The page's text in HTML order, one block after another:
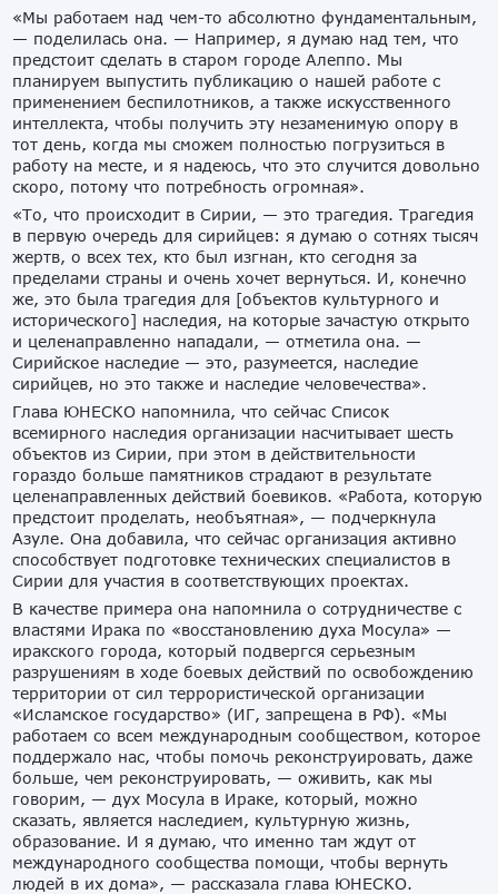
«Мы работаем над чем-то абсолютно фундаментальным,
— поделилась она. — Например, я думаю над тем, что
предстоит сделать в старом городе Алеппо. Мы
планируем выпустить публикацию о нашей работе с
применением беспилотников, а также искусственного
интеллекта, чтобы получить эту незаменимую опору в
тот день, когда мы сможем полностью погрузиться в
работу на месте, и я надеюсь, что это случится довольно
скоро, потому что потребность огромная».
«То, что происходит в Сирии, — это трагедия. Трагедия
в первую очередь для сирийцев: я думаю о сотнях тысяч
жертв, о всех тех, кто был изгнан, кто сегодня за
пределами страны и очень хочет вернуться. И, конечно
же, это была трагедия для [объектов культурного и
исторического] наследия, на которые зачастую открыто
и целенаправленно нападали, — отметила она. —
Сирийское наследие — это, разумеется, наследие
сирийцев, но это также и наследие человечества».
Глава ЮНЕСКО напомнила, что сейчас Список
всемирного наследия организации насчитывает шесть
объектов из Сирии, при этом в действительности
гораздо больше памятников страдают в результате
целенаправленных действий боевиков. «Работа, которую
предстоит проделать, необъятная», — подчеркнула
Азуле. Она добавила, что сейчас организация активно
способствует подготовке технических специалистов в
Сирии для участия в соответствующих проектах.
В качестве примера она напомнила о сотрудничестве с
властями Ирака по «восстановлению духа Мосула» —
иракского города, который подвергся серьезным
разрушениям в ходе боевых действий по освобождению
территории от сил террористической организации
«Исламское государство» (ИГ, запрещена в РФ). «Мы
работаем со всем международным сообществом, которое
поддержало нас, чтобы помочь реконструировать, даже
больше, чем реконструировать, — оживить, как мы
говорим, — дух Мосула в Ираке, который, можно
сказать, является наследием, культурную жизнь,
образование. И я думаю, что именно там ждут от
международного сообщества помощи, чтобы вернуть
людей в их дома», — рассказала глава ЮНЕСКО.